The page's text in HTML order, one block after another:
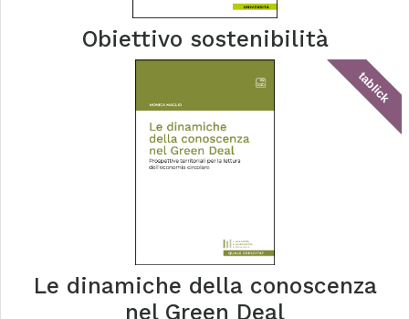
Obiettivo sostenibilità
tablick
Le dinamiche della conoscenza
nel Green Deal